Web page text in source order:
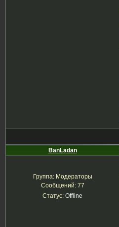
BanLadan
Группа: Модераторы
Сообщений: 77
Статус: Offline